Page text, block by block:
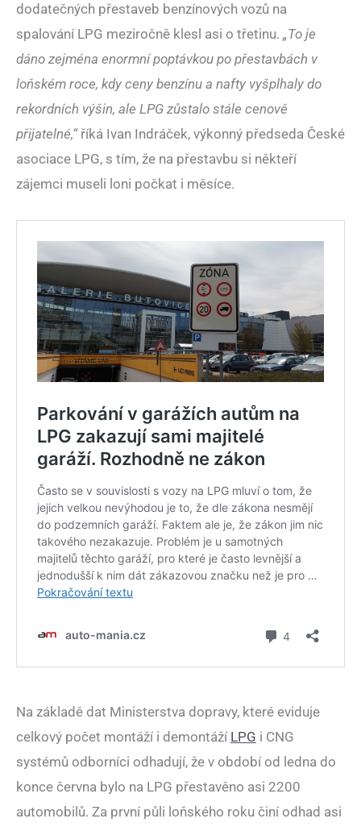
dodatečných přestaveb benzínových vozů na
spalování LPG meziročně klesl asi o třetinu. „To je
dáno zejména enormní poptávkou po přestavbách v
loňském roce, kdy ceny benzínu a nafty vyšplhaly do
rekordních výšin, ale LPG zůstalo stále cenově
přijatelné,“říká Ivan Indráček, výkonný předseda České
asociace LPG, s tím, že na přestavbu si někteří
zájemci museli loni počkat i měsíce.
Na základě dat Ministerstva dopravy, které eviduje
celkový počet montáží i demontáží LPG i CNG
systémů odborníci odhadují, že v období od ledna do
konce června bylo na LPG přestavěno asi 2200
automobilů. Za první půli loňského roku činí odhad asi